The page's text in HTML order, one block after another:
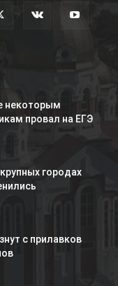
некоторым
провал на ЕГЭ
городах
с прилавков